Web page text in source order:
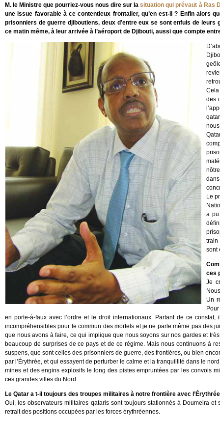
M. le Ministre que pourriez-vous nous dire sur lasituation qui prévaut à Ras
une issue favorable à ce contentieux frontalier, qu’en est-il ? Enfin alors
prisonniers de guerre djiboutiens, deux d’entre eux se sont enfuis de
ce matin même, à leur arrivée à l’aéroport de Djibouti, aussi que compte
Cela
des
Le
a pu
train
sont
ces
Je
Un
en porte-à-faux avec l’ordre et le droit internationaux. Partant de ce
incompréhensibles pour le commun des mortels et je ne parle même pas des
que nous avons à faire, ce qui implique que nous soyons sur nos gardes et
beaucoup de surprises de ce pays et de ce régime. Mais nous continuons à
suspens, que sont celles des prisonniers de guerre, des frontières, ou bien
par l’Érythrée, et qui essayent de perturber le calme et la tranquillité dans le
mines et des engins explosifs le long des pistes empruntées par les convois
ces grandes villes du Nord.
Le Qatar a t-il toujours des troupes militaires à notre frontière avec
Oui, les observateurs militaires qataris sont toujours stationnés à Doumeira
retrait des positions occupées par les forces érythréennes.